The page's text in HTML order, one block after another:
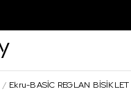
Ekru-BASİC REGLAN